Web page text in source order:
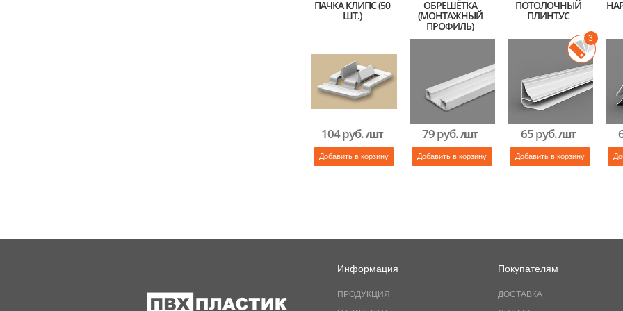
ПАЧКА КЛИПС (50
ШТ.)
104 руб./ШТ
Добавить в корзину
ОБРЕШЁТКА
(МОНТАЖНЫЙ
ПРОФИЛЬ)
79 руб./ШТ
Добавить в корзину
ПОТОЛОЧНЫЙ
ПЛИНТУС
3
65 руб./ШТ
Добавить в корзину
Покупателям
ДОСТАВКА
Информация
ПРОДУКЦИЯ